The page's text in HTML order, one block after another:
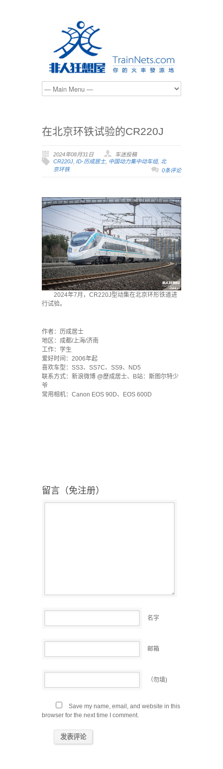
在北京环铁试验的CR220J
2024年08月31日
车迷投稿
CR220J, ID-历成居士, 中国动力集中动车组, 北
京环铁
0条评论
2024年7月，CR220J型动集在北京环形铁道进
行试验。
作者：历成居士
地区：成都/上海/济南
工作：学生
爱好时间：2006年起
喜欢车型：SS3、SS7C、SS9、ND5
联系方式：新浪微博 @歷成居士、B站：斯图尔特少
爷
常用相机：Canon EOS 90D、EOS 600D
留言（免注册）
名字
邮箱
（勿填)
Save my name, email, and website in this
browser for the next time I comment.